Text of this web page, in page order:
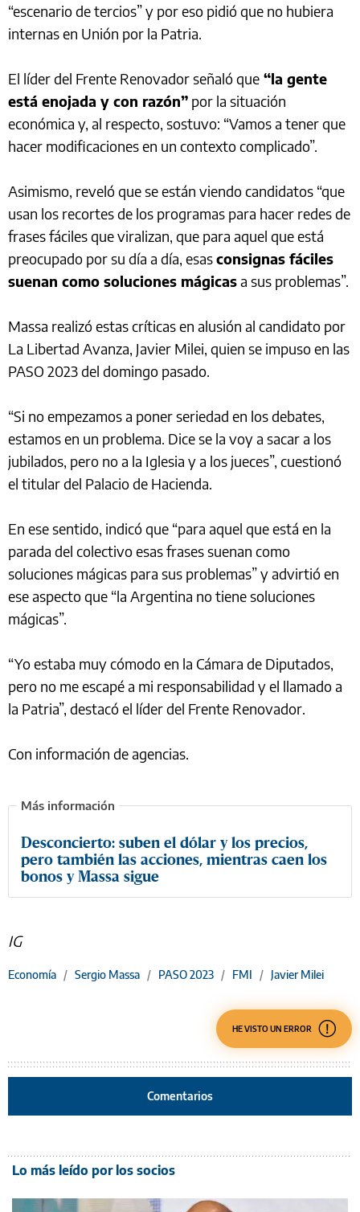
“escenario de tercios” y por eso pidió que no hubiera
internas en Unión por la Patria.
El líder del Frente Renovador señaló que “la gente
está enojada y con razón” por la situación
económica y, al respecto, sostuvo: “Vamos a tener que
hacer modificaciones en un contexto complicado”.
Asimismo, reveló que se están viendo candidatos “que
usan los recortes de los programas para hacer redes de
frases fáciles que viralizan, que para aquel que está
preocupado por su día a día, esasconsignas fáciles
suenan como soluciones mágicasa sus problemas”.
Massa realizó estas críticas en alusión al candidato por
La Libertad Avanza, Javier Milei, quien se impuso en las
PASO 2023 del domingo pasado.
“Si no empezamos a poner seriedad en los debates,
estamos en un problema. Dice se la voy a sacar a los
jubilados, pero no a la Iglesia y a los jueces”, cuestionó
el titular del Palacio de Hacienda.
En ese sentido, indicó que “para aquel que está en la
parada del colectivo esas frases suenan como
soluciones mágicas para sus problemas” y advirtió en
ese aspecto que “la Argentina no tiene soluciones
mágicas”.
“Yo estaba muy cómodo en la Cámara de Diputados,
pero no me escapé a mi responsabilidad y el llamado a
la Patria”, destacó el líder del Frente Renovador.
Con información de agencias.
Desconcierto: suben el dólar y los precios,
pero también las acciones, mientras caen los
bonos y Massa sigue
IG
Economía / Sergio Massa / PASO 2023 / FMI / Javier Milei
HE VISTO UN ERROR
Comentarios
Lo más leído por los socios